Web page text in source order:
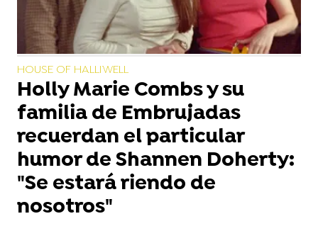
HOUSE OF HALLIWELL
Holly Marie Combs y su
familia de Embrujadas
recuerdan el particular
humor de Shannen Doherty:
"Se estará riendo de
nosotros"